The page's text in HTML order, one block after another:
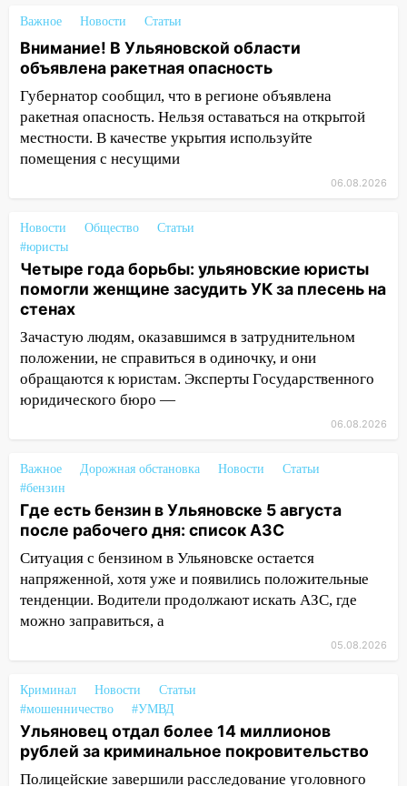
В Ульяновске будут судить десять
наркодилеров, снабжавших две области
09:25 Вынесли приговор дебоширам,
избившим мужчину в трамвае
08:27 Ульяновская полиция получила
один из шести уникальных автомобилей
в России
06:10
летнюю девочку в центре Ульяновска
06:00 Мертвеца выкопали, посадили в
мешок и попытались утопить в Волге
05:30 Астрологи назвали самый
опасный день августа: что ждет каждый
знак 5 августа
капремонт школы в посёлке Налейка
22:33 Прокуратура проверяет
спортивные объекты в Старой Майне
21:01 Ульяновцев приглашают сдать
кровь: День донора пройдёт 6 августа
20:17 Ульяновская область девятую
неделю подряд удерживает самые
низкие цены на подсолнечное масло
19:33
Коровы-рекордсменки: в
Ульяновской области выросли надои
молока
18:20
В Ульяновской области до конца
года благоустроят 20 родников
Важное Новости Статьи
Внимание! В Ульяновской области
объявлена ракетная опасность
Губернатор сообщил, что в регионе объявлена
ракетная опасность. Нельзя оставаться на открытой
местности. В качестве укрытия используйте
помещения с несущими
06.08.2026
Новости Общество
Статьи
#юристы
Четыре года борьбы: ульяновские юристы
помогли женщине засудить УК за плесень на
стенах
Зачастую людям, оказавшимся в затруднительном
положении, не справиться в одиночку, и они
обращаются к юристам. Эксперты Государственного
юридического бюро —
06.08.2026
Важное Дорожная обстановка Новости
Статьи
#бензин
Где есть бензин в Ульяновске 5 августа
после рабочего дня: список АЗС
Ситуация с бензином в Ульяновске остается
напряженной, хотя уже и появились положительные
тенденции. Водители продолжают искать АЗС, где
можно заправиться, а
05.08.2026
Криминал Новости
Статьи
#мошенничество
#УМВД
Ульяновец отдал более 14 миллионов
рублей за криминальное покровительство
Полицейские завершили расследование уголовного